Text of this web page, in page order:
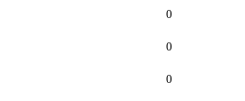
0
0
0